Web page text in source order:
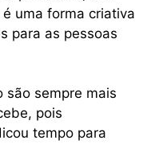
uma forma criativa
para as pessoas
são sempre mais
pois
tempo para